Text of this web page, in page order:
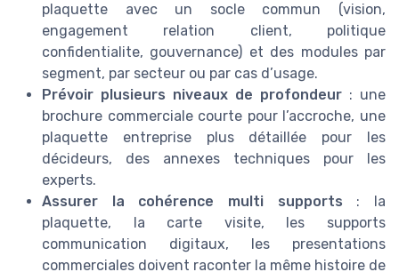
plaquette avec un socle commun (vision,
engagement relation client, politique
confidentialite, gouvernance) et des modules par
segment, par secteur ou par cas d’usage.
Prévoir plusieurs niveaux de profondeur : une
brochure commerciale courte pour l’accroche, une
plaquette entreprise plus détaillée pour les
décideurs, des annexes techniques pour les
experts.
Assurer la cohérence multi supports : la
plaquette, la carte visite, les supports
communication digitaux, les presentations
commerciales doivent raconter la même histoire de